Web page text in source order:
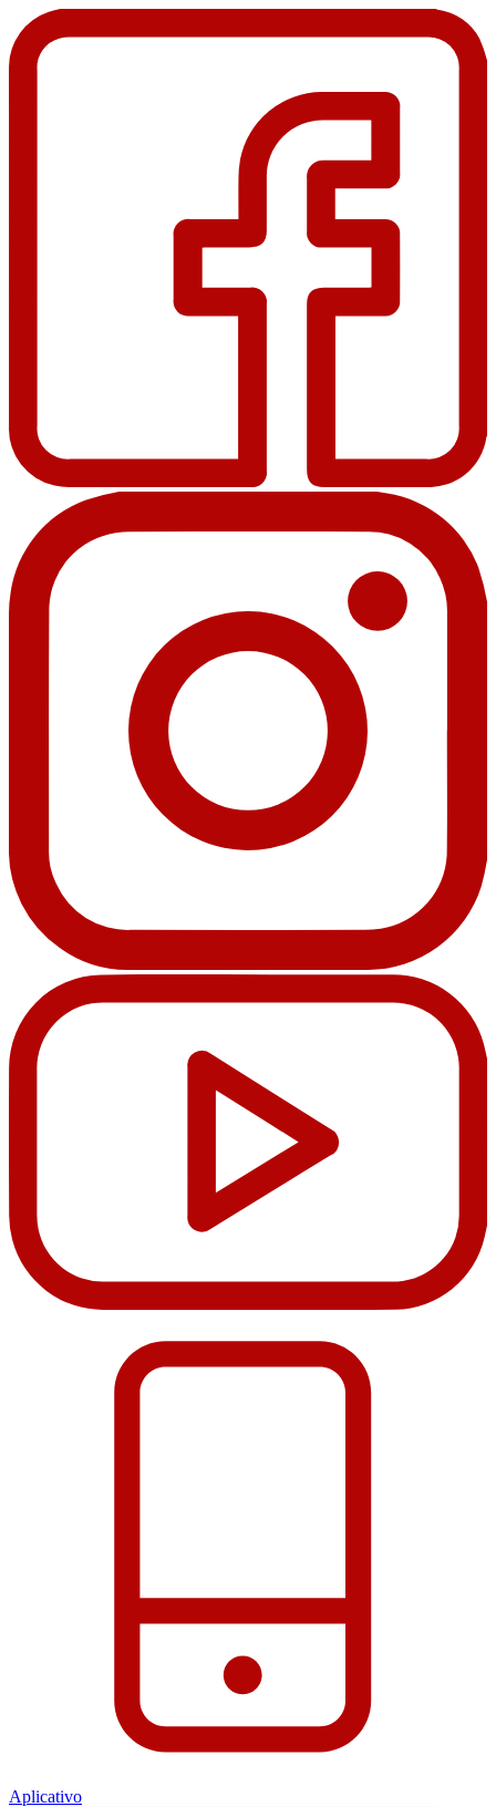
Aplicativo